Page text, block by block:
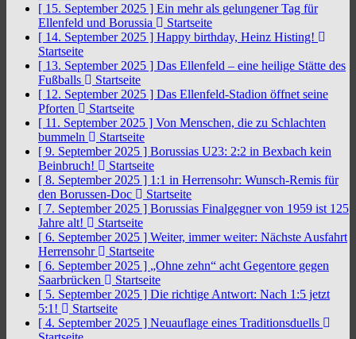
[ 15. September 2025 ] Ein mehr als gelungener Tag für
Ellenfeld und Borussia
Startseite
[ 14. September 2025 ] Happy birthday, Heinz Histing!
Startseite
[ 13. September 2025 ] Das Ellenfeld – eine heilige Stätte des
Fußballs
Startseite
[ 12. September 2025 ] Das Ellenfeld-Stadion öffnet seine
Pforten
Startseite
[ 11. September 2025 ] Von Menschen, die zu Schlachten
bummeln
Startseite
[ 9. September 2025 ] Borussias U23: 2:2 in Bexbach kein
Beinbruch!
Startseite
[ 8. September 2025 ] 1:1 in Herrensohr: Wunsch-Remis für
den Borussen-Doc
Startseite
[ 7. September 2025 ] Borussias Finalgegner von 1959 ist 125
Jahre alt!
Startseite
[ 6. September 2025 ] Weiter, immer weiter: Nächste Ausfahrt
Herrensohr
Startseite
[ 6. September 2025 ] „Ohne zehn“ acht Gegentore gegen
Saarbrücken
Startseite
[ 5. September 2025 ] Die richtige Antwort: Nach 1:5 jetzt
5:1!
Startseite
[ 4. September 2025 ] Neuauflage eines Traditionsduells